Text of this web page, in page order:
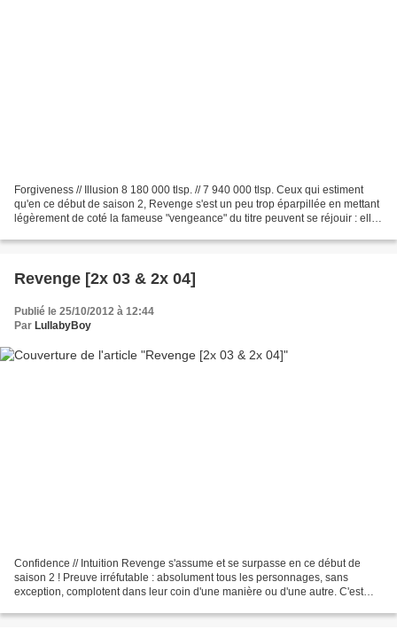
Forgiveness // Illusion 8 180 000 tlsp. // 7 940 000 tlsp. Ceux qui estiment
qu'en ce début de saison 2, Revenge s'est un peu trop éparpillée en mettant
légèrement de coté la fameuse "vengeance" du titre peuvent se réjouir : elle
Revenge [2x 03 & 2x 04]
Publié le 25/10/2012 à 12:44
Par LullabyBoy
Confidence // Intuition Revenge s'assume et se surpasse en ce début de
saison 2 ! Preuve irréfutable : absolument tous les personnages, sans
exception, complotent dans leur coin d'une manière ou d'une autre. C'est